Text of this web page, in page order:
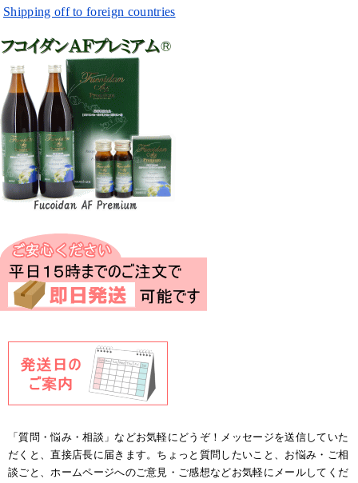
Shipping off to foreign countries
「質問・悩み・相談」などお気軽にどうぞ！メッセージを送信していた
だくと、直接店長に届きます。ちょっと質問したいこと、お悩み・ご相
談ごと、ホームページへのご意見・ご感想などお気軽にメールしてくだ